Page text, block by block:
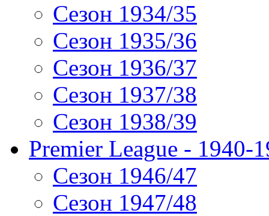
Сезон 1934/35
Сезон 1935/36
Сезон 1936/37
Сезон 1937/38
Сезон 1938/39
Premier League - 1940-
Сезон 1946/47
Сезон 1947/48